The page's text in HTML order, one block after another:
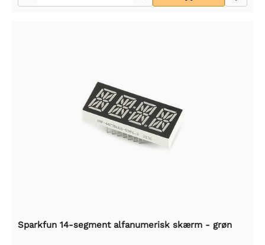
Sparkfun 14-segment alfanumerisk skærm - grøn